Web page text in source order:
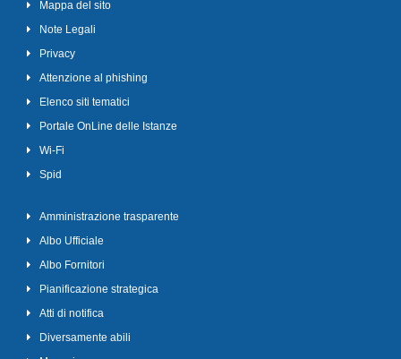
Mappa del sito
Note Legali
Privacy
Attenzione al phishing
Elenco siti tematici
Portale OnLine delle Istanze
Wi-Fi
Spid
Amministrazione trasparente
Albo Ufficiale
Albo Fornitori
Pianificazione strategica
Atti di notifica
Diversamente abili